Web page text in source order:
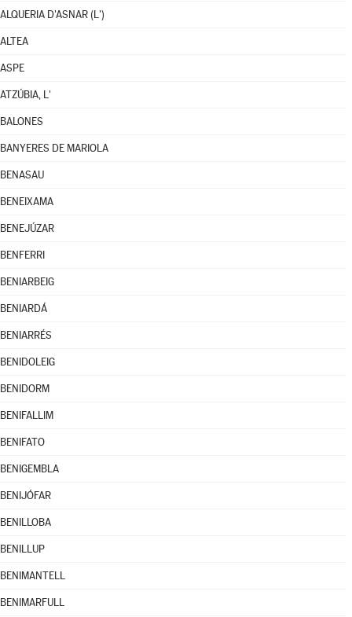
ALQUERIA D'ASNAR (L')
ALTEA
ASPE
ATZÚBIA, L'
BALONES
BANYERES DE MARIOLA
BENASAU
BENEIXAMA
BENEJÚZAR
BENFERRI
BENIARBEIG
BENIARDÁ
BENIARRÉS
BENIDOLEIG
BENIDORM
BENIFALLIM
BENIFATO
BENIGEMBLA
BENIJÓFAR
BENILLOBA
BENILLUP
BENIMANTELL
BENIMARFULL